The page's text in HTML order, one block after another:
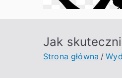
Jak
Strona główna